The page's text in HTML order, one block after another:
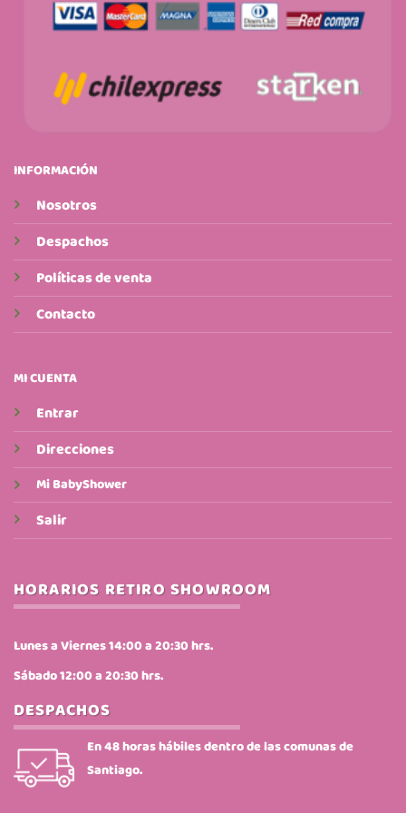
INFORMACIÓN
Nosotros
Despachos
Políticas de venta
Contacto
MI CUENTA
Entrar
Direcciones
Mi BabyShower
Salir
HORARIOS RETIRO SHOWROOM
Lunes a Viernes 14:00 a 20:30 hrs.
Sábado 12:00 a 20:30 hrs.
DESPACHOS
En 48 horas hábiles dentro de las comunas de
Santiago.